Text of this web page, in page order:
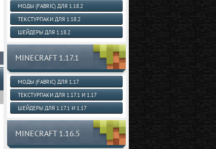
МОДЫ (FABRIC) ДЛЯ 1.18.2
ТЕКСТУРПАКИ ДЛЯ 1.18.2
ШЕЙДЕРЫ ДЛЯ 1.18.2
MINECRAFT 1.17.1
МОДЫ (FABRIC) ДЛЯ 1.17
ТЕКСТУРПАКИ ДЛЯ 1.17.1 И 1.17
ШЕЙДЕРЫ ДЛЯ 1.17.1 И 1.17
MINECRAFT 1.16.5